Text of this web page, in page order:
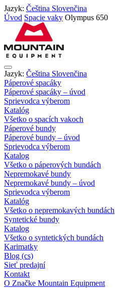
Jazyk: Čeština Slovenčina
Úvod Spacie vaky Olympus 650
Jazyk: Čeština Slovenčina
Páperové spacáky
Páperové spacáky – úvod
Sprievodca výberom
Katalóg
Všetko o spacích vakoch
Páperové bundy
Páperové bundy – úvod
Sprievodca výberom
Katalog
Všetko o páperových bundách
Nepremokavé bundy
Nepremokavé bundy – úvod
Sprievodca výberom
Katalóg
Všetko o nepremokavých bundách
Syntetické bundy
Katalog
Všetko o syntetických bundách
Karimatky
Blog (cs)
Sieť predajní
Kontakt
O Značke Mountain Equipment